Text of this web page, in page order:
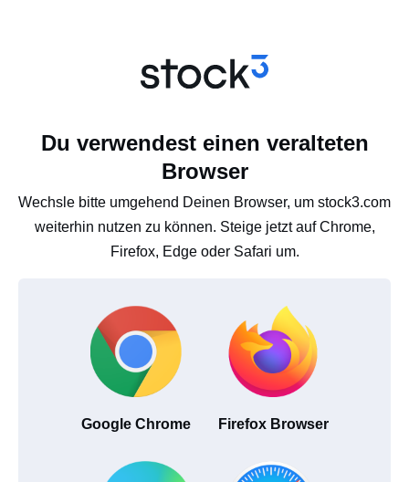
Du verwendest einen veralteten
Browser
Wechsle bitte umgehend Deinen Browser, um stock3.com
weiterhin nutzen zu können. Steige jetzt auf Chrome,
Firefox, Edge oder Safari um.
Google Chrome Firefox Browser